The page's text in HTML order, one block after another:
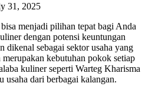
31, 2025
menjadi pilihan tepat bagi Anda
dengan potensi keuntungan
dikenal sebagai sektor usaha yang
kebutuhan pokok setiap
kuliner seperti Warteg Kharisma
usaha dari berbagai kalangan.